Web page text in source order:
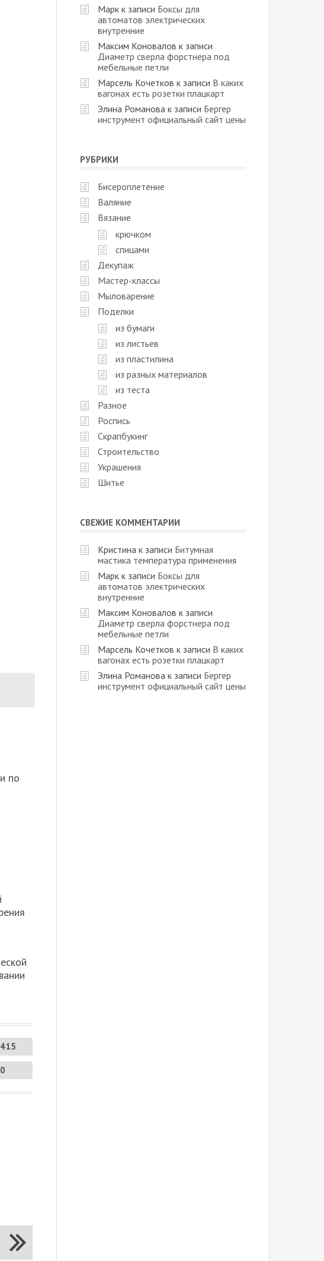
по
415
0
Марк к записи Боксы для
автоматов электрических
внутренние
Максим Коновалов к записи
Диаметр сверла форстнера под
мебельные петли
Марсель Кочетков к записи В каких
вагонах есть розетки плацкарт
Элина Романова к записи Бергер
инструмент официальный сайт цены
РУБРИКИ
Бисероплетение
Валяние
Вязание
крючком
спицами
Декупаж
Мастер-классы
Мыловарение
Поделки
из бумаги
из листьев
из пластилина
из разных материалов
из теста
Разное
Роспись
Скрапбукинг
Строительство
Украшения
Шитье
СВЕЖИЕ КОММЕНТАРИИ
Кристина к записи Битумная
мастика температура применения
Марк к записи Боксы для
автоматов электрических
внутренние
Максим Коновалов к записи
Диаметр сверла форстнера под
мебельные петли
Марсель Кочетков к записи В каких
вагонах есть розетки плацкарт
Элина Романова к записи Бергер
инструмент официальный сайт цены